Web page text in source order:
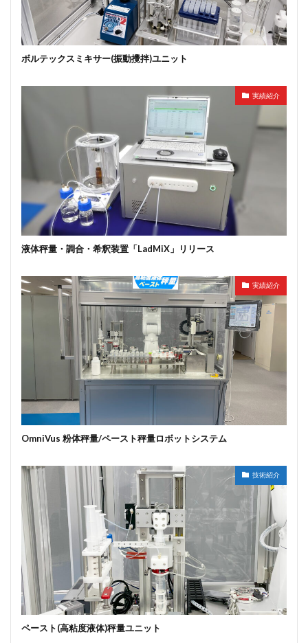
ボルテックスミキサー(振動攪拌)ユニット
実績紹介
液体秤量・調合・希釈装置「LadMiX」リリース
実績紹介
OmniVus 粉体秤量/ペースト秤量ロボットシステム
技術紹介
ペースト(高粘度液体)秤量ユニット